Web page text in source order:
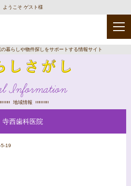
ようこそ ゲスト様
暮らしや物件探しをサポートする情報サイト
Information
地域情報
寺西歯科医院
5-19